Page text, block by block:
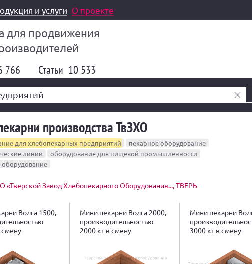
и услуги О проекте
продвижения
766 Статьи 10 533
производства ТвЗХО
для хлебопекарных предприятий
пекарное оборудование
линии
оборудование для пищевой промышленности
«Тверской Завод Хлебопекарного Оборудования..., ТВЕРЬ
Волга 1500,
смену
Мини пекарни Волга 2000,
производительностью
2000 кг в смену
Мини пекарни
3000 кг в смену